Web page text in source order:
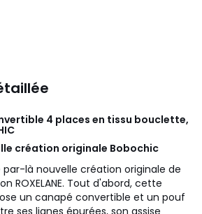
4 places en tissu bouclette,
création originale Bobochic
par-là nouvelle création originale de
ROXELANE. Tout d'abord, cette
un canapé convertible et un pouf